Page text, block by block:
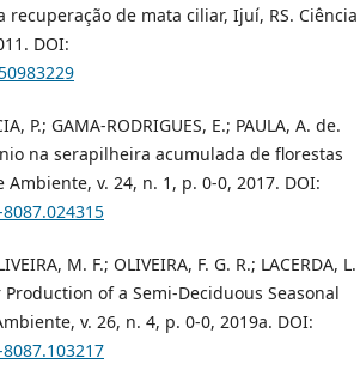
recuperação de mata ciliar, Ijuí, RS. Ciência
DOI:
P.; GAMA-RODRIGUES, E.; PAULA, A. de.
na serapilheira acumulada de florestas
v. 24, n. 1, p. 0-0, 2017. DOI:
M. F.; OLIVEIRA, F. G. R.; LACERDA, L.
of a Semi-Deciduous Seasonal
v. 26, n. 4, p. 0-0, 2019a. DOI: